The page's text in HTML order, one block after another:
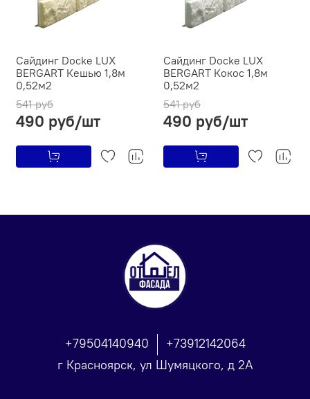
Сайдинг Docke LUX
BERGART Кешью 1,8м
0,52м2
541 руб
490 руб/шт
Сайдинг Docke LUX
BERGART Кокос 1,8м
0,52м2
541 руб
490 руб/шт
+79504140940
+73912142064
г Красноярск, ул Шумяцкого, д 2А